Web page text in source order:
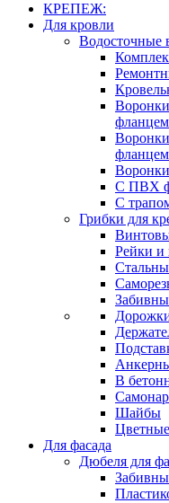
КРЕПЕЖ:
Для кровли
Водосточные
фланцем
С ПВХ
С
Грибки для
Рейки и
В
Шайбы
Цветные
Для фасада
Дюбеля для